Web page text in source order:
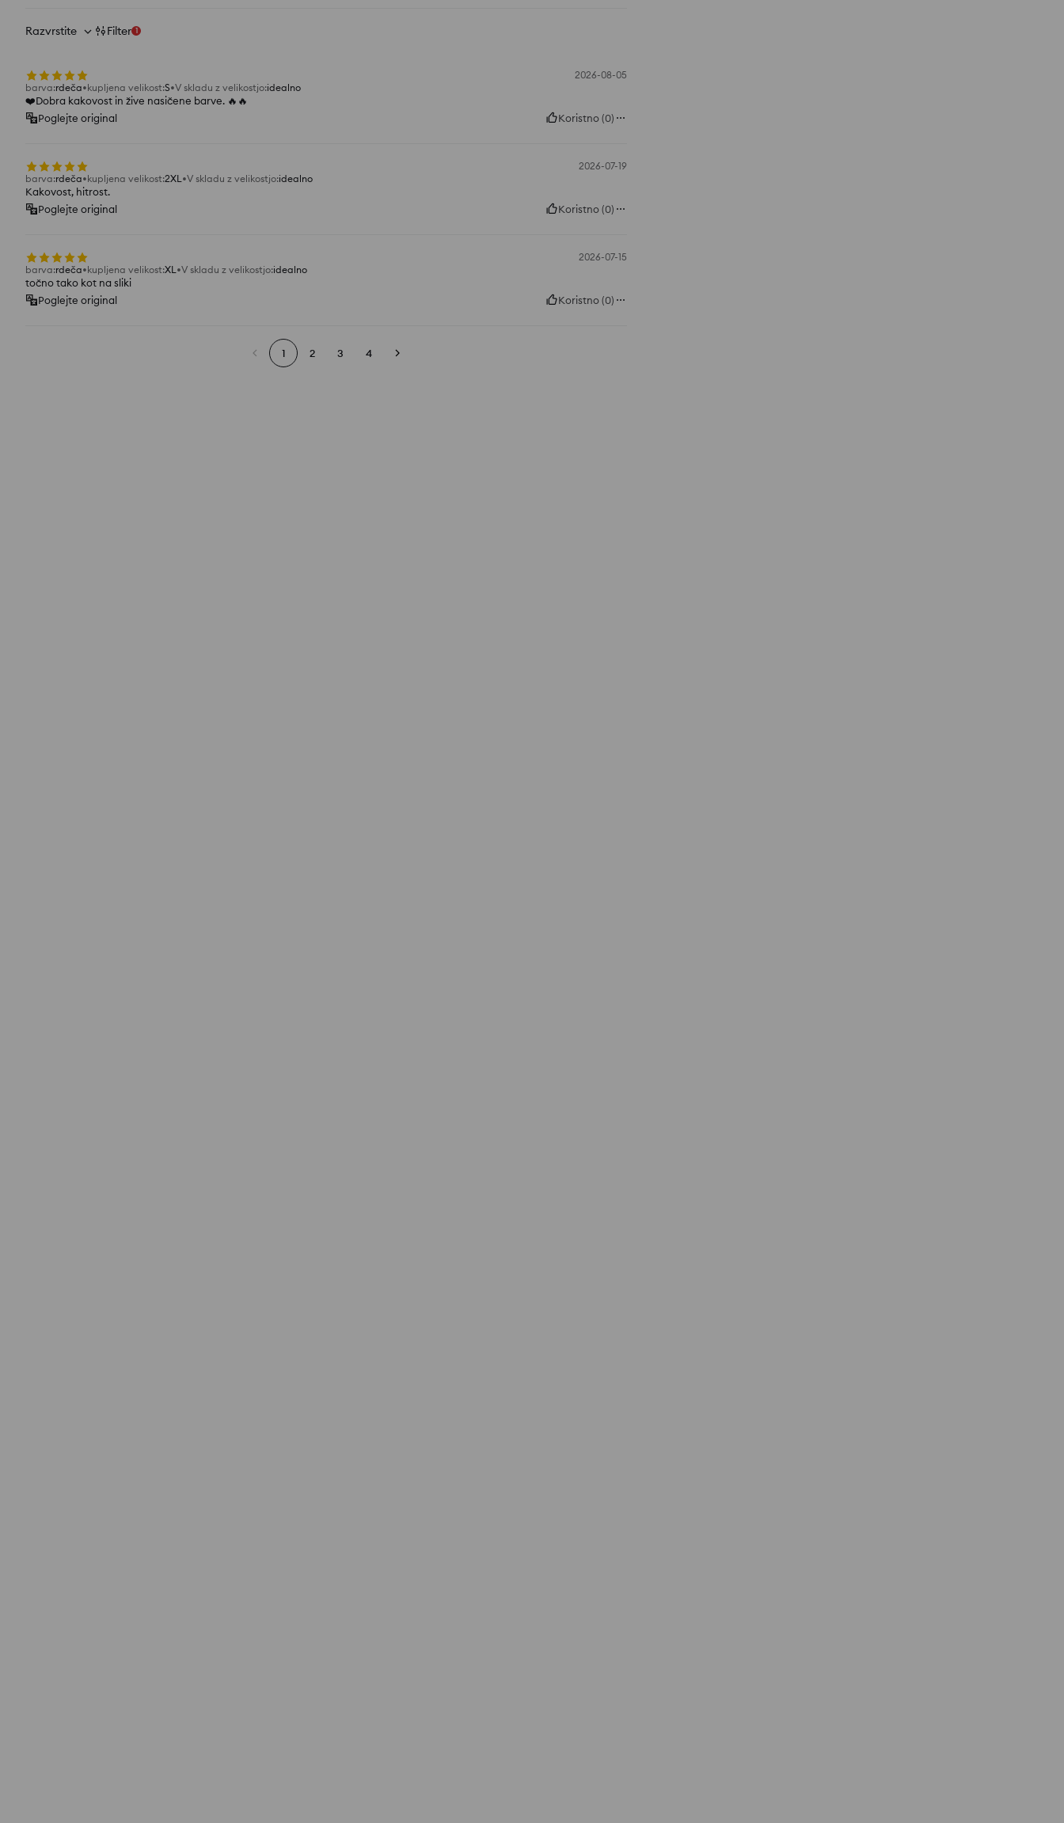
Razvrstite Filter 1
2026-08-05
barva:rdeča kupljena velikost:S V skladu z velikostjo:idealno
❤️Dobra kakovost in žive nasičene barve. 🔥🔥
Poglejte original
Koristno(0)
2026-07-19
barva:rdeča kupljena velikost:2XL V skladu z velikostjo:idealno
Kakovost, hitrost.
Poglejte original
Koristno(0)
2026-07-15
barva:rdeča kupljena velikost:XL V skladu z velikostjo:idealno
točno tako kot na sliki
Poglejte original
Koristno(0)
1 2 3 4